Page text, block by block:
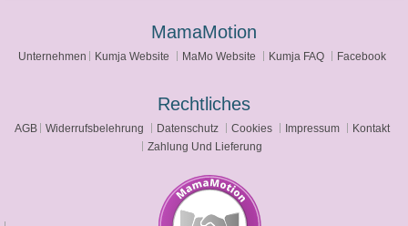
MamaMotion
Unternehmen Kumja Website MaMo Website Kumja FAQ Facebook
Rechtliches
AGB Widerrufsbelehrung Datenschutz Cookies Impressum
Kontakt
Zahlung Und Lieferung